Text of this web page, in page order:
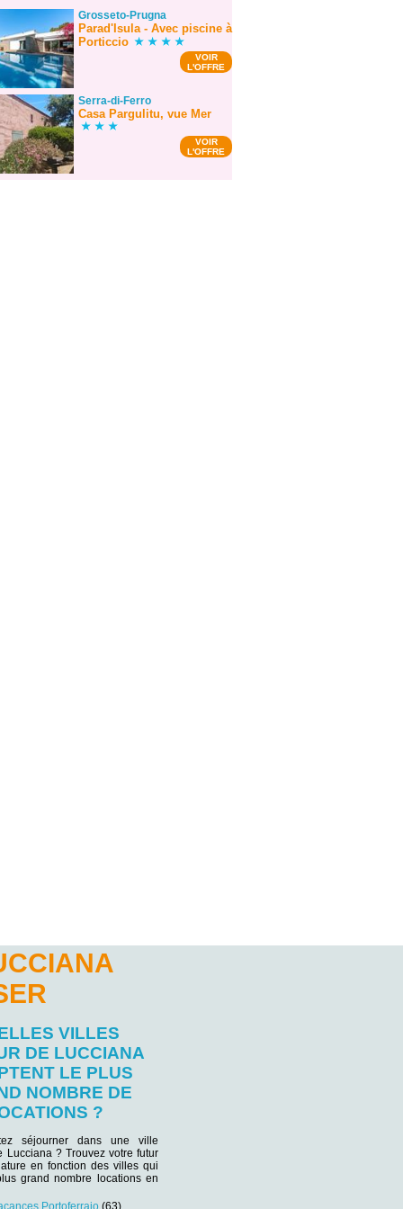
Grosseto-Prugna
Parad'Isula - Avec piscine à
Porticcio
VOIR
L'OFFRE
Serra-di-Ferro
Casa Pargulitu, vue Mer
VOIR
L'OFFRE
VILLES
DE LUCCIANA
LE PLUS
NOMBRE DE
?
séjourner dans une ville
Lucciana ? Trouvez votre futur
en fonction des villes qui
grand nombre locations en
Portoferraio (63)